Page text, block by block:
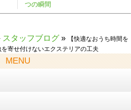
つの瞬間
スタッフブログ »
【快適なおうち時間を
寄せ付けないエクステリアの工夫
MENU